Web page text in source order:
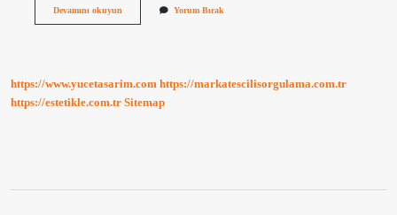
Devamını okuyunYeterlilik
Yorum Bırak
https://www.yucetasarim.com https://markatescilisorgulama.com.tr
https://estetikle.com.tr Sitemap